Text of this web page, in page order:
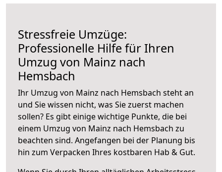
Stressfreie Umzüge:
Professionelle Hilfe für Ihren
Umzug von Mainz nach
Hemsbach
Ihr Umzug von Mainz nach Hemsbach steht an
und Sie wissen nicht, was Sie zuerst machen
sollen? Es gibt einige wichtige Punkte, die bei
einem Umzug von Mainz nach Hemsbach zu
beachten sind. Angefangen bei der Planung bis
hin zum Verpacken Ihres kostbaren Hab & Gut.